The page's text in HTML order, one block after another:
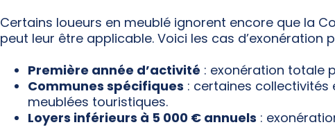
Certains loueurs en meublé ignorent encore que la
peut leur être applicable. Voici les cas d’exonération
Première année d’activité : exonération totale
Communes spécifiques : certaines
meublées touristiques.
Loyers inférieurs à 5 000 € annuels :